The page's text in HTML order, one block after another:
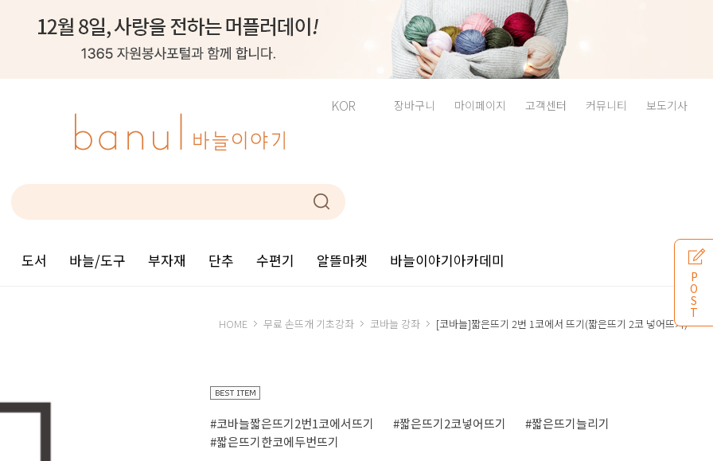
KOR 장바구니 마이페이지 고객센터 커뮤니티 보도기사
도서 바늘/도구 부자재 단추 수편기 알뜰마켓 바늘이야기아카데미
HOME 무료 손뜨개 기초강좌 코바늘 강좌 [코바늘]짧은뜨기 2번 1코에서 뜨기(짧은뜨기 2코 넣어뜨기)
#코바늘짧은뜨기2번1코에서뜨기 #짧은뜨기2코넣어뜨기
#짧은뜨기늘리기
#짧은뜨기한코에두번뜨기
P
O
S
T